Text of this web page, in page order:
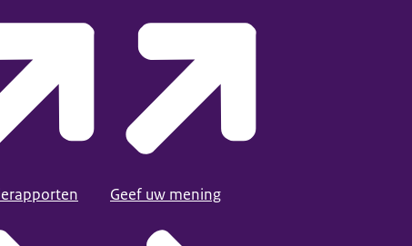
Geef uw mening